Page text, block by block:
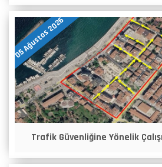
05 Ağustos 2026
Trafik Güvenliğine Yönelik